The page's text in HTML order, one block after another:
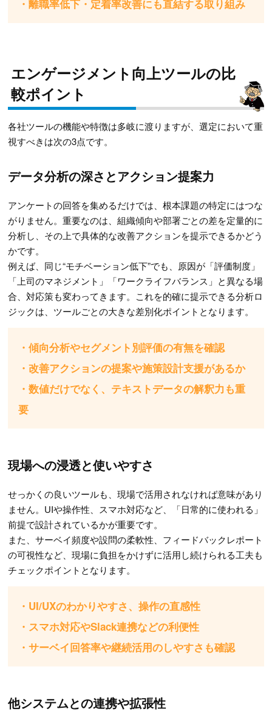
・離職率低下・定着率改善にも直結する取り組み
エンゲージメント向上ツールの比
較ポイント
各社ツールの機能や特徴は多岐に渡りますが、選定において重
視すべきは次の3点です。
データ分析の深さとアクション提案力
アンケートの回答を集めるだけでは、根本課題の特定にはつな
がりません。重要なのは、組織傾向や部署ごとの差を定量的に
分析し、その上で具体的な改善アクションを提示できるかどう
かです。
例えば、同じ“モチベーション低下”でも、原因が「評価制度」
「上司のマネジメント」「ワークライフバランス」と異なる場
合、対応策も変わってきます。これを的確に提示できる分析ロ
ジックは、ツールごとの大きな差別化ポイントとなります。
・傾向分析やセグメント別評価の有無を確認
・改善アクションの提案や施策設計支援があるか
・数値だけでなく、テキストデータの解釈力も重
要
現場への浸透と使いやすさ
せっかくの良いツールも、現場で活用されなければ意味があり
ません。UIや操作性、スマホ対応など、「日常的に使われる」
前提で設計されているかが重要です。
また、サーベイ頻度や設問の柔軟性、フィードバックレポート
の可視性など、現場に負担をかけずに活用し続けられる工夫も
チェックポイントとなります。
・UI/UXのわかりやすさ、操作の直感性
・スマホ対応やSlack連携などの利便性
・サーベイ回答率や継続活用のしやすさも確認
他システムとの連携や拡張性